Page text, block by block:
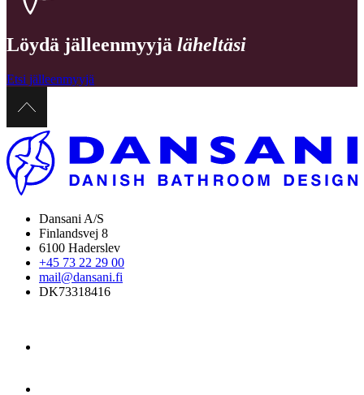
Löydä jälleenmyyjä läheltäsi
Etsi jälleenmyyjä
Dansani A/S
Finlandsvej 8
6100 Haderslev
+45 73 22 29 00
mail@dansani.fi
DK73318416